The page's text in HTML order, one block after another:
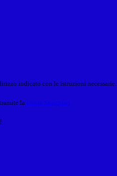
indicato con le istruzioni necessarie.
la Login Spaggiari